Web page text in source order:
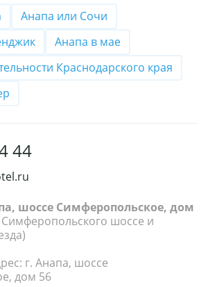
Анапа или Сочи
Анапа в мае
Краснодарского края
44
шоссе Симферопольское, дом
шоссе и
г. Анапа, шоссе
дом 56